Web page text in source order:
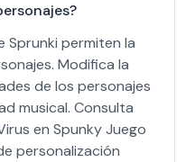
Sprunki permiten la
Modifica la
de los personajes
musical. Consulta
en Spunky Juego
personalización